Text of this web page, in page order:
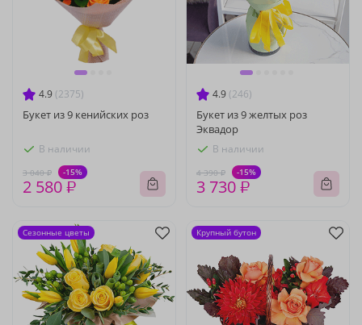
4.9 (2375)
Букет из 9 кенийских роз
В наличии
3 040 ₽ -15%
2 580 ₽
4.9 (246)
Букет из 9 желтых роз
Эквадор
В наличии
4 390 ₽ -15%
3 730 ₽
Сезонные цветы Крупный бутон